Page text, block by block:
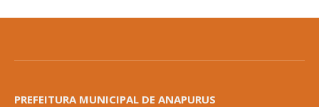
PREFEITURA MUNICIPAL DE ANAPURUS